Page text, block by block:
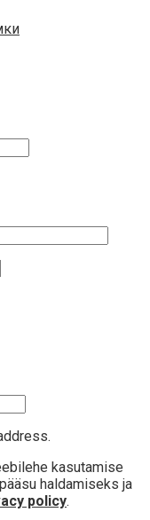
kasutamise
haldamiseks ja
policy.